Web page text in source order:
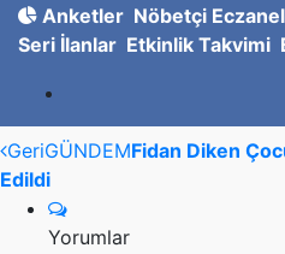
Anketler Nöbetçi
Seri İlanlar Etkinlik Takvimi
GeriGÜNDEMFidan Diken
Edildi
Yorumlar